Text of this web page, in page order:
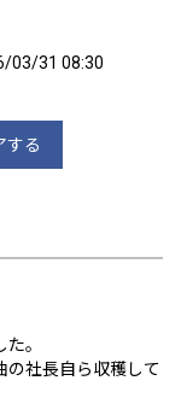
03/31 08:30
する
。
の社長自ら収穫して